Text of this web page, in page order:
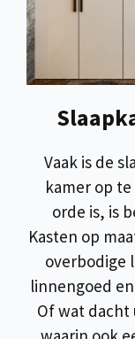
Vaak is de
kamer op
orde is, is
Kasten op
overbodige
linnengoed
Of wat